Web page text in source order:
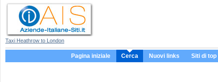
Taxi Heathrow to London
Pagina iniziale Cerca Nuovi links Siti di top